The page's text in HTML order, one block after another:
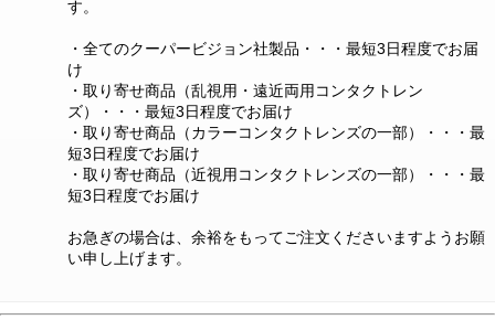
す。
・全てのクーパービジョン社製品・・・最短3日程度でお届
け
・取り寄せ商品（乱視用・遠近両用コンタクトレン
ズ）・・・最短3日程度でお届け
・取り寄せ商品（カラーコンタクトレンズの一部）・・・最
短3日程度でお届け
・取り寄せ商品（近視用コンタクトレンズの一部）・・・最
短3日程度でお届け
お急ぎの場合は、余裕をもってご注文くださいますようお願
い申し上げます。